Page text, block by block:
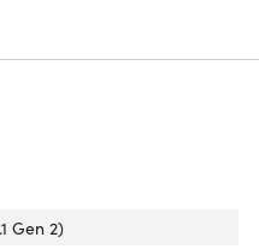
versie'
Gen 2)